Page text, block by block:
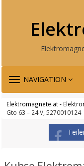
TOGGLE
NAVIGATION
Elektromagnete.at -
Gto 63 – 24 V, 5270010124